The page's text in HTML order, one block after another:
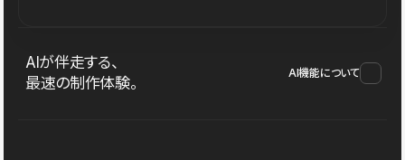
AIが伴走する、
最速の制作体験。
AI機能について